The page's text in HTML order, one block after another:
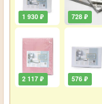
1 930 ₽
2 117 ₽
728 ₽
576 ₽